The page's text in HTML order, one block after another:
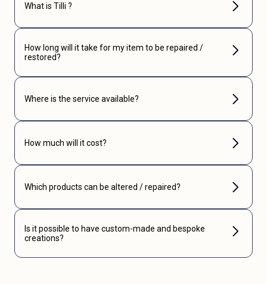
What is Tilli ?
How long will it take for my item to be repaired /
restored?
Where is the service available?
How much will it cost?
Which products can be altered / repaired?
Is it possible to have custom-made and bespoke
creations?